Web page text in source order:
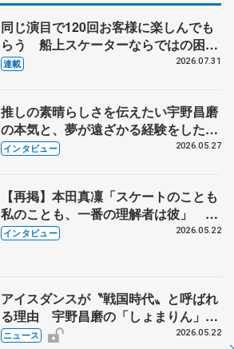
同じ演目で120回お客様に楽しんでも
らう 船上スケーターならではの困難
とは 影響あったPIW前キャプテン松
連載 2026.07.31
推しの素晴らしさを伝えたい宇野昌磨
の本気と、夢が遠ざかる経験をした本
田真凜の覚悟
インタビュー 2026.05.27
【再掲】本田真凜「スケートのことも
私のことも、一番の理解者は彼」 引
退時の単独インタビューで語った競技
インタビュー 2026.05.22
アイスダンスが〝戦国時代〟と呼ばれ
る理由 宇野昌磨の「しょまりん」ら
実力者が相次いで参戦 国内の競争激
ニュース 2026.05.22